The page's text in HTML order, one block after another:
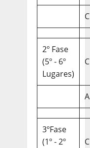
2º Fase
(5º - 6º
Lugares)
3ºFase
(1º - 2º